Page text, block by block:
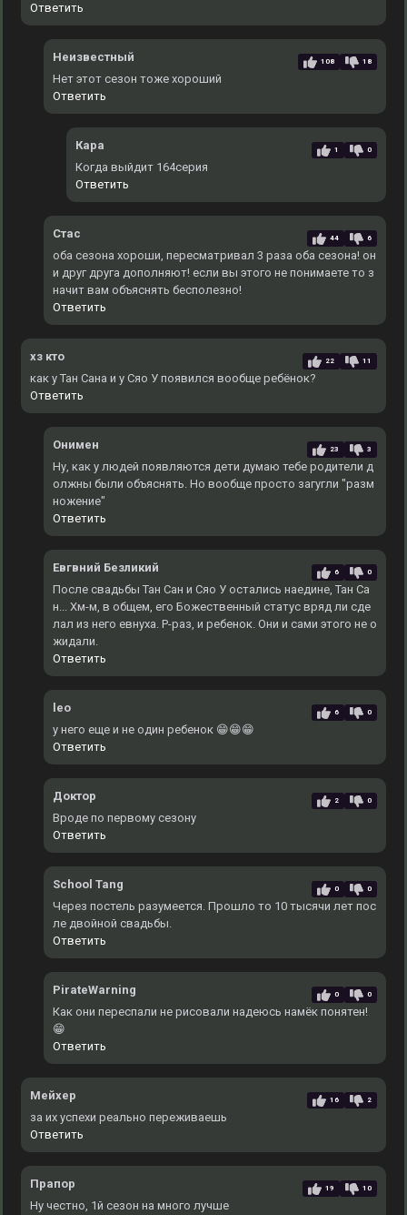
Ответить
Неизвестный 108 18
Нет этот сезон тоже хороший
Ответить
Кара 1 0
Когда выйдит 164серия
Ответить
Стас 44 6
оба сезона хороши, пересматривал 3 раза оба сезона! он
и друг друга дополняют! если вы этого не понимаете то з
начит вам объяснять бесполезно!
Ответить
хз кто 22 11
как у Тан Сана и у Сяо У появился вообще ребёнок?
Ответить
Онимен 23 3
Ну, как у людей появляются дети думаю тебе родители д
олжны были объяснять. Но вообще просто загугли "разм
ножение"
Ответить
Евгвний Безликий 6 0
После свадьбы Тан Сан и Сяо У остались наедине, Тан Са
н... Хм-м, в общем, его Божественный статус вряд ли сде
лал из него евнуха. Р-раз, и ребенок. Они и сами этого не о
жидали.
Ответить
leo 6 0
у него еще и не один ребенок 😁😁😁
Ответить
Доктор 2 0
Вроде по первому сезону
Ответить
School Tang 0 0
Через постель разумеется. Прошло то 10 тысячи лет пос
ле двойной свадьбы.
Ответить
PirateWarning 0 0
Как они переспали не рисовали надеюсь намёк понятен!
😁
Ответить
Мейхер 16 2
за их успехи реально переживаешь
Ответить
Прапор 19 10
Ну честно, 1й сезон на много лучше